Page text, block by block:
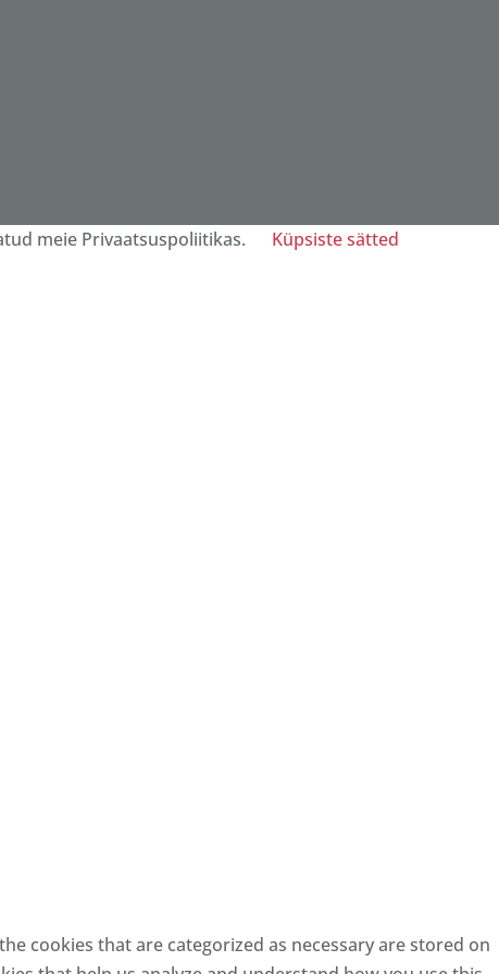
meie Privaatsuspoliitikas.
Küpsiste sätted
cookies that are categorized as necessary are stored on